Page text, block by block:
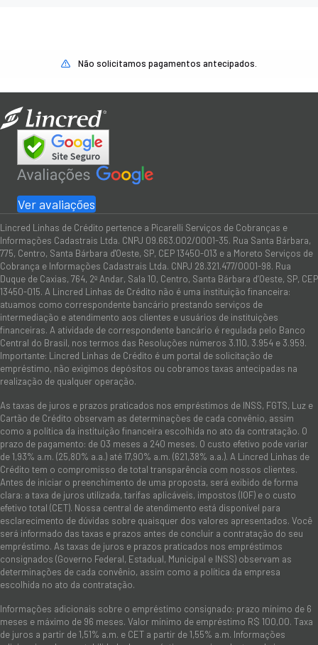
Não solicitamos pagamentos antecipados.
Ver avaliações
Lincred Linhas de Crédito pertence a Picarelli Serviços de Cobranças e
Informações Cadastrais Ltda. CNPJ 09.663.002/0001-35. Rua Santa Bárbara,
775, Centro, Santa Bárbara d'Oeste, SP, CEP 13450-013 e a Moreto Serviços de
Cobrança e Informações Cadastrais Ltda. CNPJ 28.321.477/0001-98. Rua
Duque de Caxias, 764, 2º Andar, Sala 10, Centro, Santa Bárbara d’Oeste, SP, CEP
13450-015. A Lincred Linhas de Crédito não é uma instituição financeira:
atuamos como correspondente bancário prestando serviços de
intermediação e atendimento aos clientes e usuários de instituições
financeiras. A atividade de correspondente bancário é regulada pelo Banco
Central do Brasil, nos termos das Resoluções números 3.110, 3.954 e 3.959.
Importante: Lincred Linhas de Crédito é um portal de solicitação de
empréstimo, não exigimos depósitos ou cobramos taxas antecipadas na
realização de qualquer operação.
As taxas de juros e prazos praticados nos empréstimos de INSS, FGTS, Luz e
Cartão de Crédito observam as determinações de cada convênio, assim
como a política da instituição financeira escolhida no ato da contratação. O
prazo de pagamento: de 03 meses a 240 meses. O custo efetivo pode variar
de 1,93% a.m. (25,80% a.a.) até 17,90% a.m. (621,38% a.a.). A Lincred Linhas de
Crédito tem o compromisso de total transparência com nossos clientes.
Antes de iniciar o preenchimento de uma proposta, será exibido de forma
clara: a taxa de juros utilizada, tarifas aplicáveis, impostos (IOF) e o custo
efetivo total (CET). Nossa central de atendimento está disponível para
esclarecimento de dúvidas sobre quaisquer dos valores apresentados. Você
será informado das taxas e prazos antes de concluir a contratação do seu
empréstimo. As taxas de juros e prazos praticados nos empréstimos
consignados (Governo Federal, Estadual, Municipal e INSS) observam as
determinações de cada convênio, assim como a política da empresa
escolhida no ato da contratação.
Informações adicionais sobre o empréstimo consignado: prazo mínimo de 6
meses e máximo de 96 meses. Valor mínimo de empréstimo R$ 100,00. Taxa
de juros a partir de 1,51% a.m. e CET a partir de 1,55% a.m. Informações